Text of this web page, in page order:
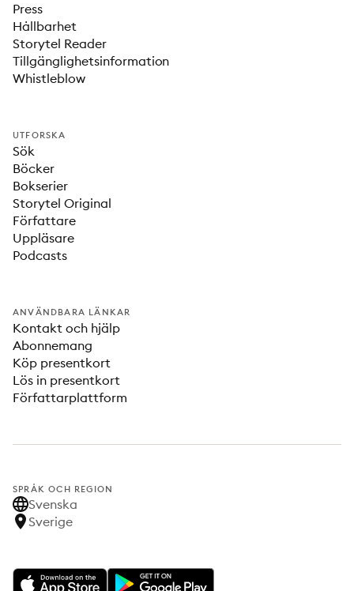
Press
Hållbarhet
Storytel Reader
Tillgänglighetsinformation
Whistleblow
UTFORSKA
Sök
Böcker
Bokserier
Storytel Original
Författare
Uppläsare
Podcasts
ANVÄNDBARA LÄNKAR
Kontakt och hjälp
Abonnemang
Köp presentkort
Lös in presentkort
Författarplattform
SPRÅK OCH REGION
Svenska
Sverige